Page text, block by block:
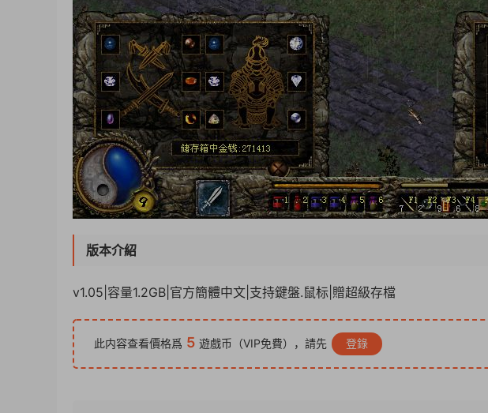
版本介紹
v1.05|容量1.2GB|官方簡體中文|支持鍵盤.鼠标|贈超級存檔
此内容查看價格爲 5 遊戲币（VIP免費），請先 登錄